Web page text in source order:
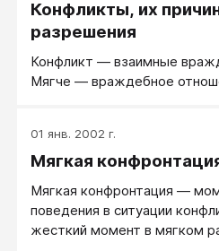
Конфликты, их
разрешения
Конфликт — взаимные
Мягче — враждебное
01 янв. 2002 г.
Мягкая
Мягкая конфронтация —
поведения в ситуации
жесткий момент в мягком